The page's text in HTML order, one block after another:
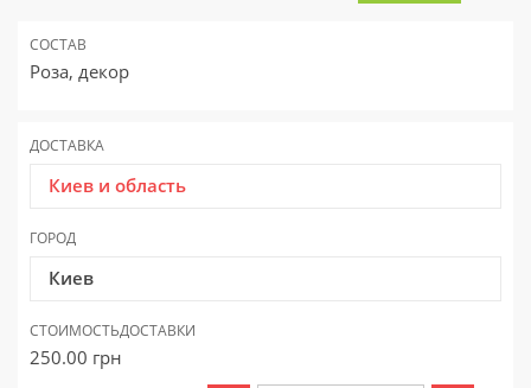
СОСТАВ
Роза, декор
ДОСТАВКА
Киев и область
ГОРОД
Киев
СТОИМОСТЬДОСТАВКИ
250.00 грн